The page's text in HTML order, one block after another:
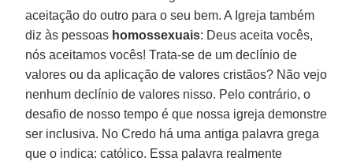
aceitação do outro para o seu bem. A Igreja também
diz às pessoas homossexuais: Deus aceita vocês,
nós aceitamos vocês! Trata-se de um declínio de
valores ou da aplicação de valores cristãos? Não vejo
nenhum declínio de valores nisso. Pelo contrário, o
desafio de nosso tempo é que nossa igreja demonstre
ser inclusiva. No Credo há uma antiga palavra grega
que o indica: católico. Essa palavra realmente